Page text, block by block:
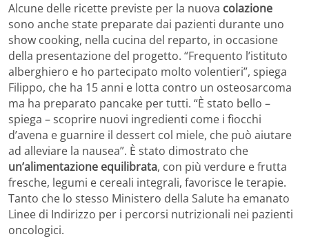
Alcune delle ricette previste per la nuova colazione
sono anche state preparate dai pazienti durante uno
show cooking, nella cucina del reparto, in occasione
della presentazione del progetto. “Frequento l’istituto
alberghiero e ho partecipato molto volentieri”, spiega
Filippo, che ha 15 anni e lotta contro un osteosarcoma
ma ha preparato pancake per tutti. “È stato bello –
spiega – scoprire nuovi ingredienti come i fiocchi
d’avena e guarnire il dessert col miele, che può aiutare
ad alleviare la nausea”. È stato dimostrato che
un’alimentazione equilibrata, con più verdure e frutta
fresche, legumi e cereali integrali, favorisce le terapie.
Tanto che lo stesso Ministero della Salute ha emanato
Linee di Indirizzo per i percorsi nutrizionali nei pazienti
oncologici.